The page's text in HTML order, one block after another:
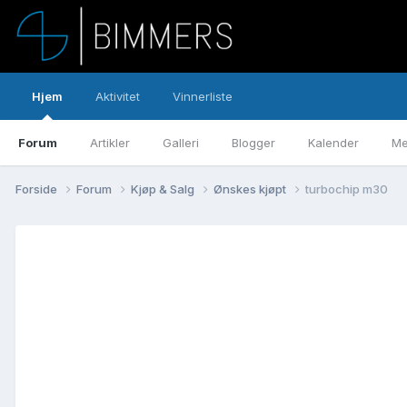
Hjem
Forum Artikler Galleri Blogger Kalender
Aktivitet Vinnerliste
Forside Forum Kjøp & Salg Ønskes kjøpt turbochip m30